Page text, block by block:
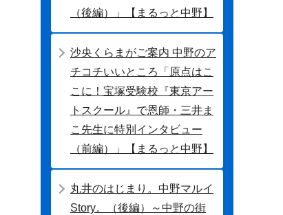
（後編）」【まるっと中野】
沙央くらまがご案内 中野のア
チコチいいところ「原点はこ
こに！宝塚受験校『東京アー
トスクール』で恩師・三井ま
こ先生に特別インタビュー
（前編）」【まるっと中野】
丸井のはじまり。中野マルイ
Story。（後編）～中野の街